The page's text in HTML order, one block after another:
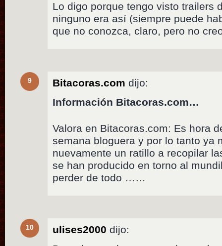
Lo digo porque tengo visto trailers
ninguno era así (siempre puede
que no conozca, claro, pero no
9 Bitacoras.com dijo:
Información Bitacoras.com…
Valora en Bitacoras.com: Es hora
semana bloguera y por lo tanto ya
nuevamente un ratillo a recopilar
se han producido en torno al
perder de todo ……
10 ulises2000 dijo: